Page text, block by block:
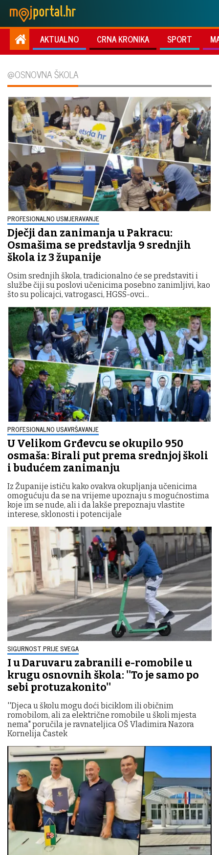
AKTUALNO CRNA KRONIKA SPORT
@OSNOVNA ŠKOLA
PROFESIONALNO USMJERAVANJE
Dječji dan zanimanja u Pakracu:
Osmašima se predstavlja 9 srednjih
škola iz 3 županije
Osim srednjih škola, tradicionalno će se predstaviti i
službe čiji su poslovi učenicima posebno zanimljivi, kao
što su policajci, vatrogasci, HGSS-ovci...
PROFESIONALNO USAVRŠAVANJE
U Velikom Grđevcu se okupilo 950
osmaša: Birali put prema srednjoj školi
i budućem zanimanju
Iz Županije ističu kako ovakva okupljanja učenicima
omogućuju da se na vrijeme upoznaju s mogućnostima
koje im se nude, ali i da lakše prepoznaju vlastite
interese, sklonosti i potencijale
SIGURNOST PRIJE SVEGA
I u Daruvaru zabranili e-romobile u
krugu osnovnih škola: ''To je samo po
sebi protuzakonito''
''Djeca u školu mogu doći biciklom ili običnim
romobilom, ali za električne romobile u školi mjesta
nema" poručila je ravnateljica OŠ Vladimira Nazora
Kornelija Častek